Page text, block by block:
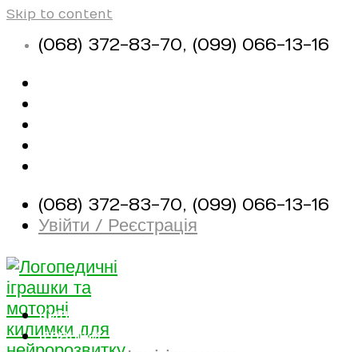
Skip to content
(068) 372-83-70, (099) 066-13-16
(068) 372-83-70, (099) 066-13-16
Увійти / Реєстрація
Килимки
Іграшки